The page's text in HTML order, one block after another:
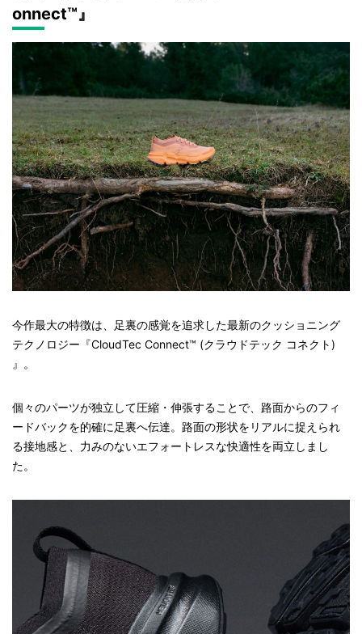
onnect™』
今作最大の特徴は、足裏の感覚を追求した最新のクッショニング
テクノロジー『CloudTec Connect™ (クラウドテック コネクト)
』。
個々のパーツが独立して圧縮・伸張することで、路面からのフィ
ードバックを的確に足裏へ伝達。路面の形状をリアルに捉えられ
る接地感と、力みのないエフォートレスな快適性を両立しまし
た。